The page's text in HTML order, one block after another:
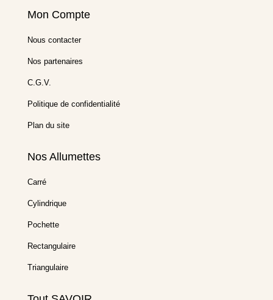
Mon Compte
Nous contacter
Nos partenaires
C.G.V.
Politique de confidentialité
Plan du site
Nos Allumettes
Carré
Cylindrique
Pochette
Rectangulaire
Triangulaire